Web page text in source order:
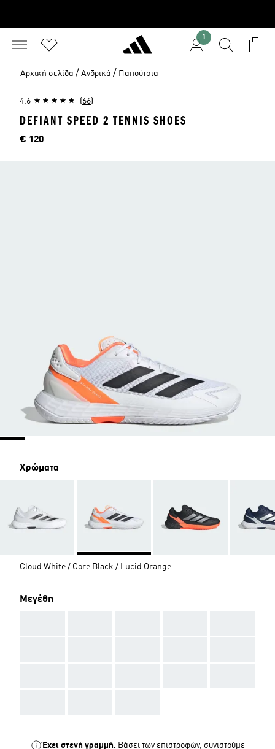
1
Αρχική σελίδα / Ανδρικά / Παπούτσια
4.6 (66)
DEFIANT SPEED 2 TENNIS SHOES
Τιμή
€ 120
Χρώματα
Cloud White / Core Black / Lucid Orange
Μεγέθη
Έχει στενή γραμμή. Βάσει των επιστροφών, συνιστούμε